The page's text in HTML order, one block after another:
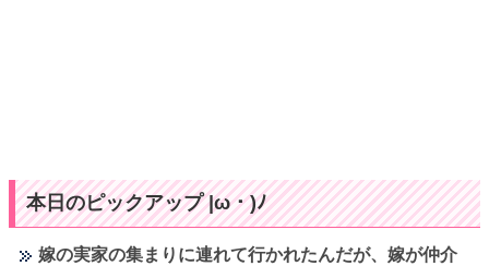
本日のピックアップ |ω・)ﾉ
嫁の実家の集まりに連れて行かれたんだが、嫁が仲介